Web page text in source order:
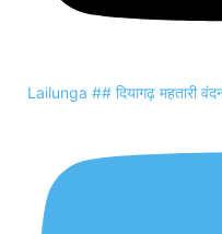
Lailunga ## दियागढ़ महतारी